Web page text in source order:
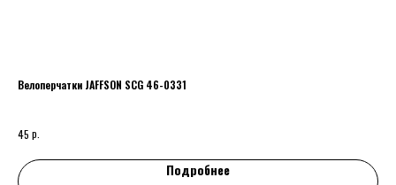
Велоперчатки JAFFSON SCG 46-0331
45 р.
Подробнее